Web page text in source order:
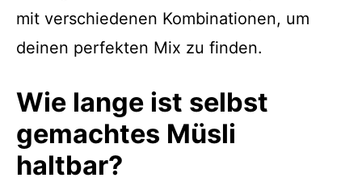
mit verschiedenen Kombinationen, um
deinen perfekten Mix zu finden.
Wie lange ist selbst
gemachtes Müsli
haltbar?